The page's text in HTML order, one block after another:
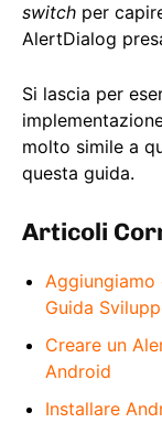
switch per
AlertDialog
Si lascia per
molto simile a
questa guida.
Articoli
Guida
Creare un
Android
Installare